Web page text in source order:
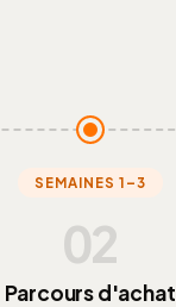
SEMAINES 1–3
02
Parcours d'achat